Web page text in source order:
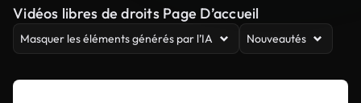
Vidéos libres de droits Page D’accueil
Masquer les éléments générés par l’IA Nouveautés